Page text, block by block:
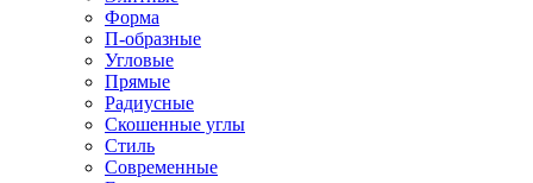
Форма
П-образные
Угловые
Прямые
Радиусные
Скошенные углы
Стиль
Современные